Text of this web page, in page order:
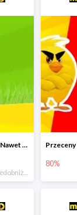
Wiosenne extra rabaty! Nawet 600zł taniej!
80%